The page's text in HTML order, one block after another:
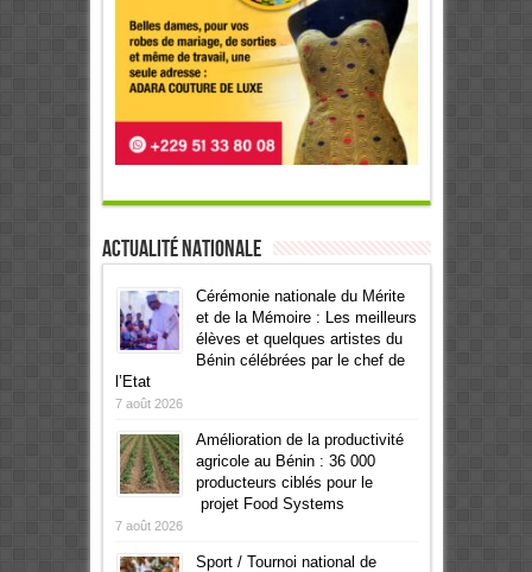
Actualité Nationale
Cérémonie nationale du Mérite
et de la Mémoire : Les meilleurs
élèves et quelques artistes du
Bénin célébrées par le chef de
l’Etat
7 août 2026
Amélioration de la productivité
agricole au Bénin : 36 000
producteurs ciblés pour le
projet Food Systems
7 août 2026
Sport / Tournoi national de